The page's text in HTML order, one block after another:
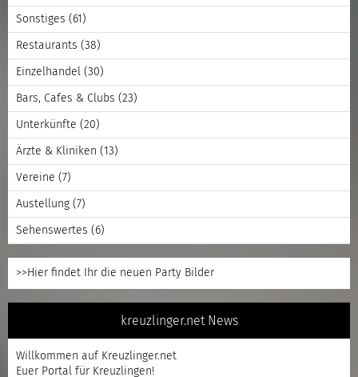
Sonstiges (61)
Restaurants (38)
Einzelhandel (30)
Bars, Cafes & Clubs (23)
Unterkünfte (20)
Ärzte & Kliniken (13)
Vereine (7)
Austellung (7)
Sehenswertes (6)
>>Hier findet Ihr die neuen Party Bilder
kreuzlinger.net News
Willkommen auf Kreuzlinger.net
Euer Portal für Kreuzlingen!